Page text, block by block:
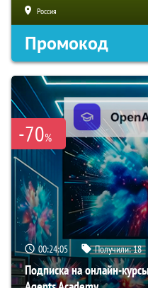
Россия
Промокод
-70%
00:24:04 Получили:18
Подписка на онлайн-